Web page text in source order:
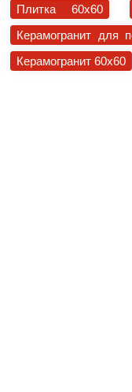
Плитка 60x60
Керамогранит для
Керамогранит 60x60